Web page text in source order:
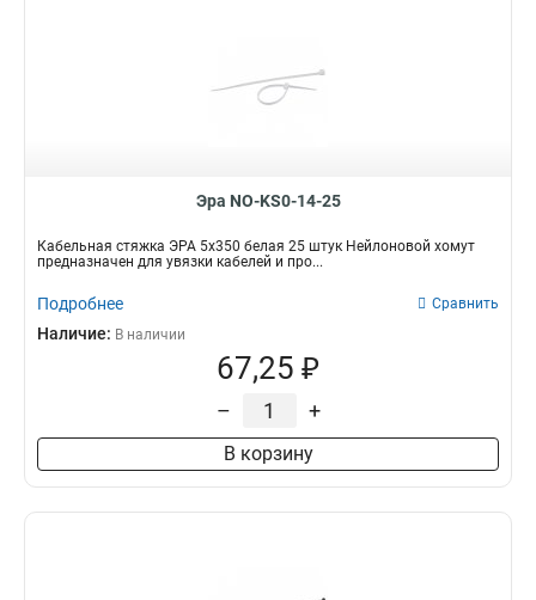
Эра NO-KS0-14-25
Кабельная стяжка ЭРА 5х350 белая 25 штук Нейлоновой хомут
предназначен для увязки кабелей и про...
Подробнее Сравнить
Наличие: В наличии
67,25 ₽
– +
В корзину